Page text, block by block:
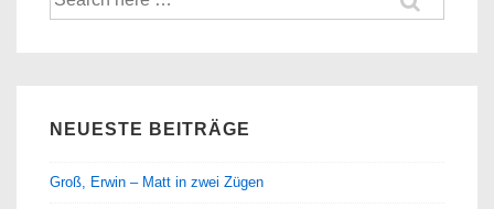
nach:
NEUESTE BEITRÄGE
Groß, Erwin – Matt in zwei Zügen